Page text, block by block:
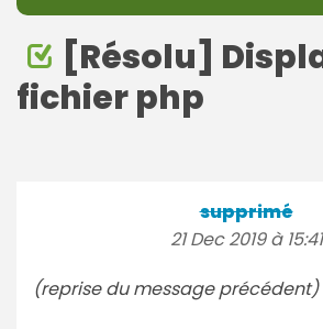
[Résolu]
fichier php
supprimé
21 Dec 2019 à 15:41
(reprise du message précédent)